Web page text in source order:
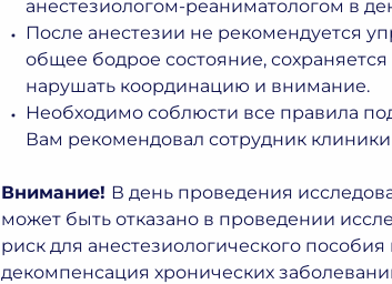
анестезиологом-реаниматологом в
После анестезии не рекомендуется
общее бодрое состояние,
нарушать координацию и внимание.
Необходимо соблюсти все правила
Вам рекомендовал сотрудник
Внимание! В день проведения
может быть отказано в проведении
риск для анестезиологического
декомпенсация хронических